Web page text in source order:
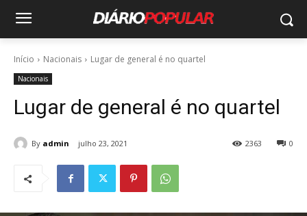
Início Nacionais Lugar de general é no quartel
Nacionais
Lugar de general é no quartel
By admin julho 23, 2021 0
2363